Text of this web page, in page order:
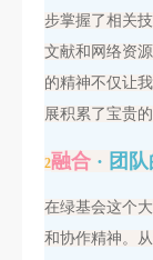
步掌握了相关
文献和网络资
的精神不仅让
展积累了宝贵
2融合 · 团
在绿基会这个
和协作精神。